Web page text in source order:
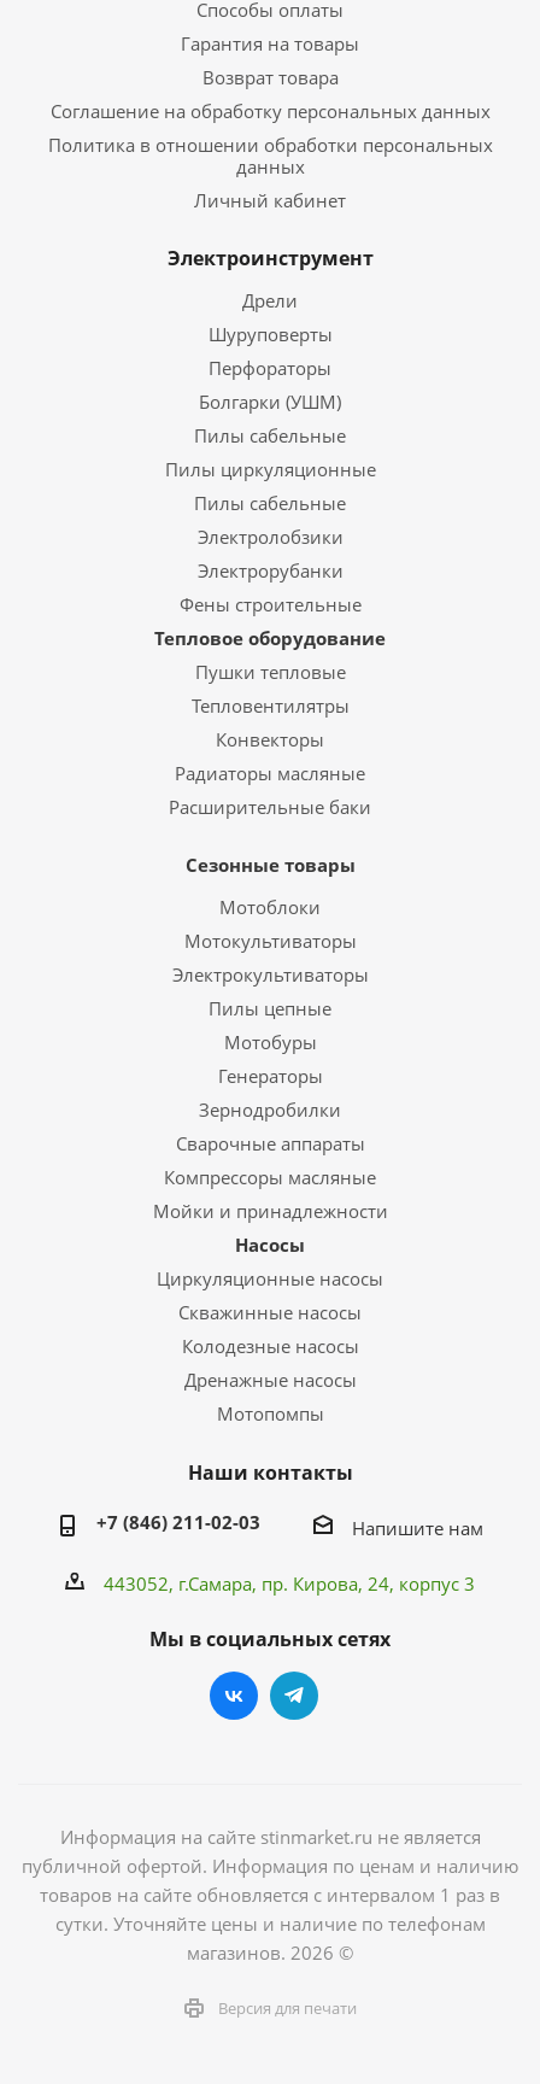
Способы оплаты
Гарантия на товары
Возврат товара
Соглашение на обработку персональных данных
Политика в отношении обработки персональных
данных
Личный кабинет
Электроинструмент
Дрели
Шуруповерты
Перфораторы
Болгарки (УШМ)
Пилы сабельные
Пилы циркуляционные
Пилы сабельные
Электролобзики
Электрорубанки
Фены строительные
Тепловое оборудование
Пушки тепловые
Тепловентилятры
Конвекторы
Радиаторы масляные
Расширительные баки
Сезонные товары
Мотоблоки
Мотокультиваторы
Электрокультиваторы
Пилы цепные
Мотобуры
Генераторы
Зернодробилки
Сварочные аппараты
Компрессоры масляные
Мойки и принадлежности
Насосы
Циркуляционные насосы
Скважинные насосы
Колодезные насосы
Дренажные насосы
Мотопомпы
Наши контакты
+7 (846) 211-02-03 Напишите нам
443052, г.Самара, пр. Кирова, 24, корпус 3
Мы в социальных сетях
Информация на сайте stinmarket.ru не является
публичной офертой. Информация по ценам и наличию
товаров на сайте обновляется с интервалом 1 раз в
сутки. Уточняйте цены и наличие по телефонам
магазинов. 2026 ©
Версия для печати